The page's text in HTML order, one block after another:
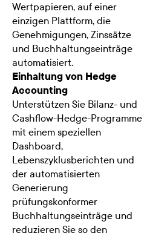
Wertpapieren, auf einer
einzigen Plattform, die
Genehmigungen, Zinssätze
und Buchhaltungseinträge
automatisiert.
Einhaltung von Hedge
Accounting
Unterstützen Sie Bilanz- und
Cashflow-Hedge-Programme
mit einem speziellen
Dashboard,
Lebenszyklusberichten und
der automatisierten
Generierung
prüfungskonformer
Buchhaltungseinträge und
reduzieren Sie so den